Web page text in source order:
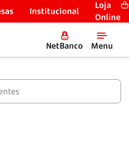
Institucional
Loja
Online
NetBanco Menu